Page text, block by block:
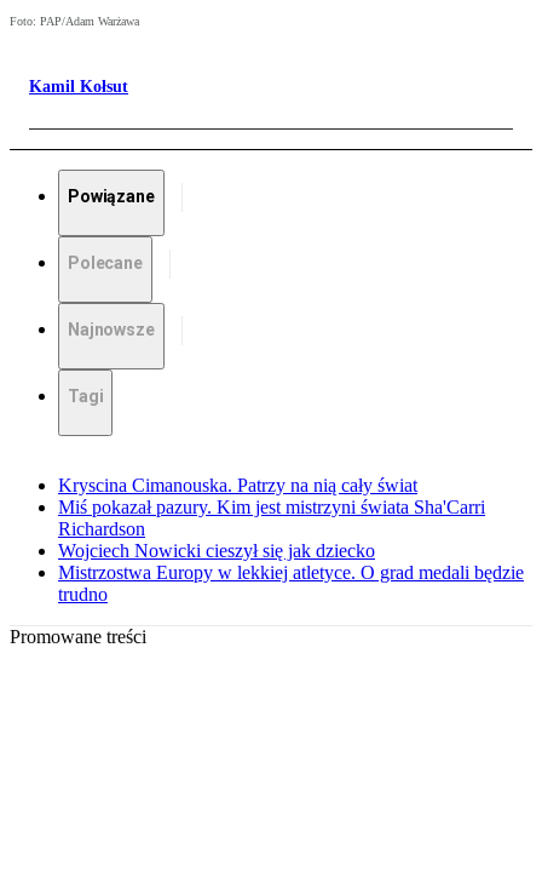
Foto: PAP/Adam Warżawa
Kamil Kołsut
Powiązane
Polecane
Najnowsze
Tagi
Kryscina Cimanouska. Patrzy na nią cały świat
Miś pokazał pazury. Kim jest mistrzyni świata Sha'Carri
Richardson
Wojciech Nowicki cieszył się jak dziecko
Mistrzostwa Europy w lekkiej atletyce. O grad medali będzie
trudno
Promowane treści